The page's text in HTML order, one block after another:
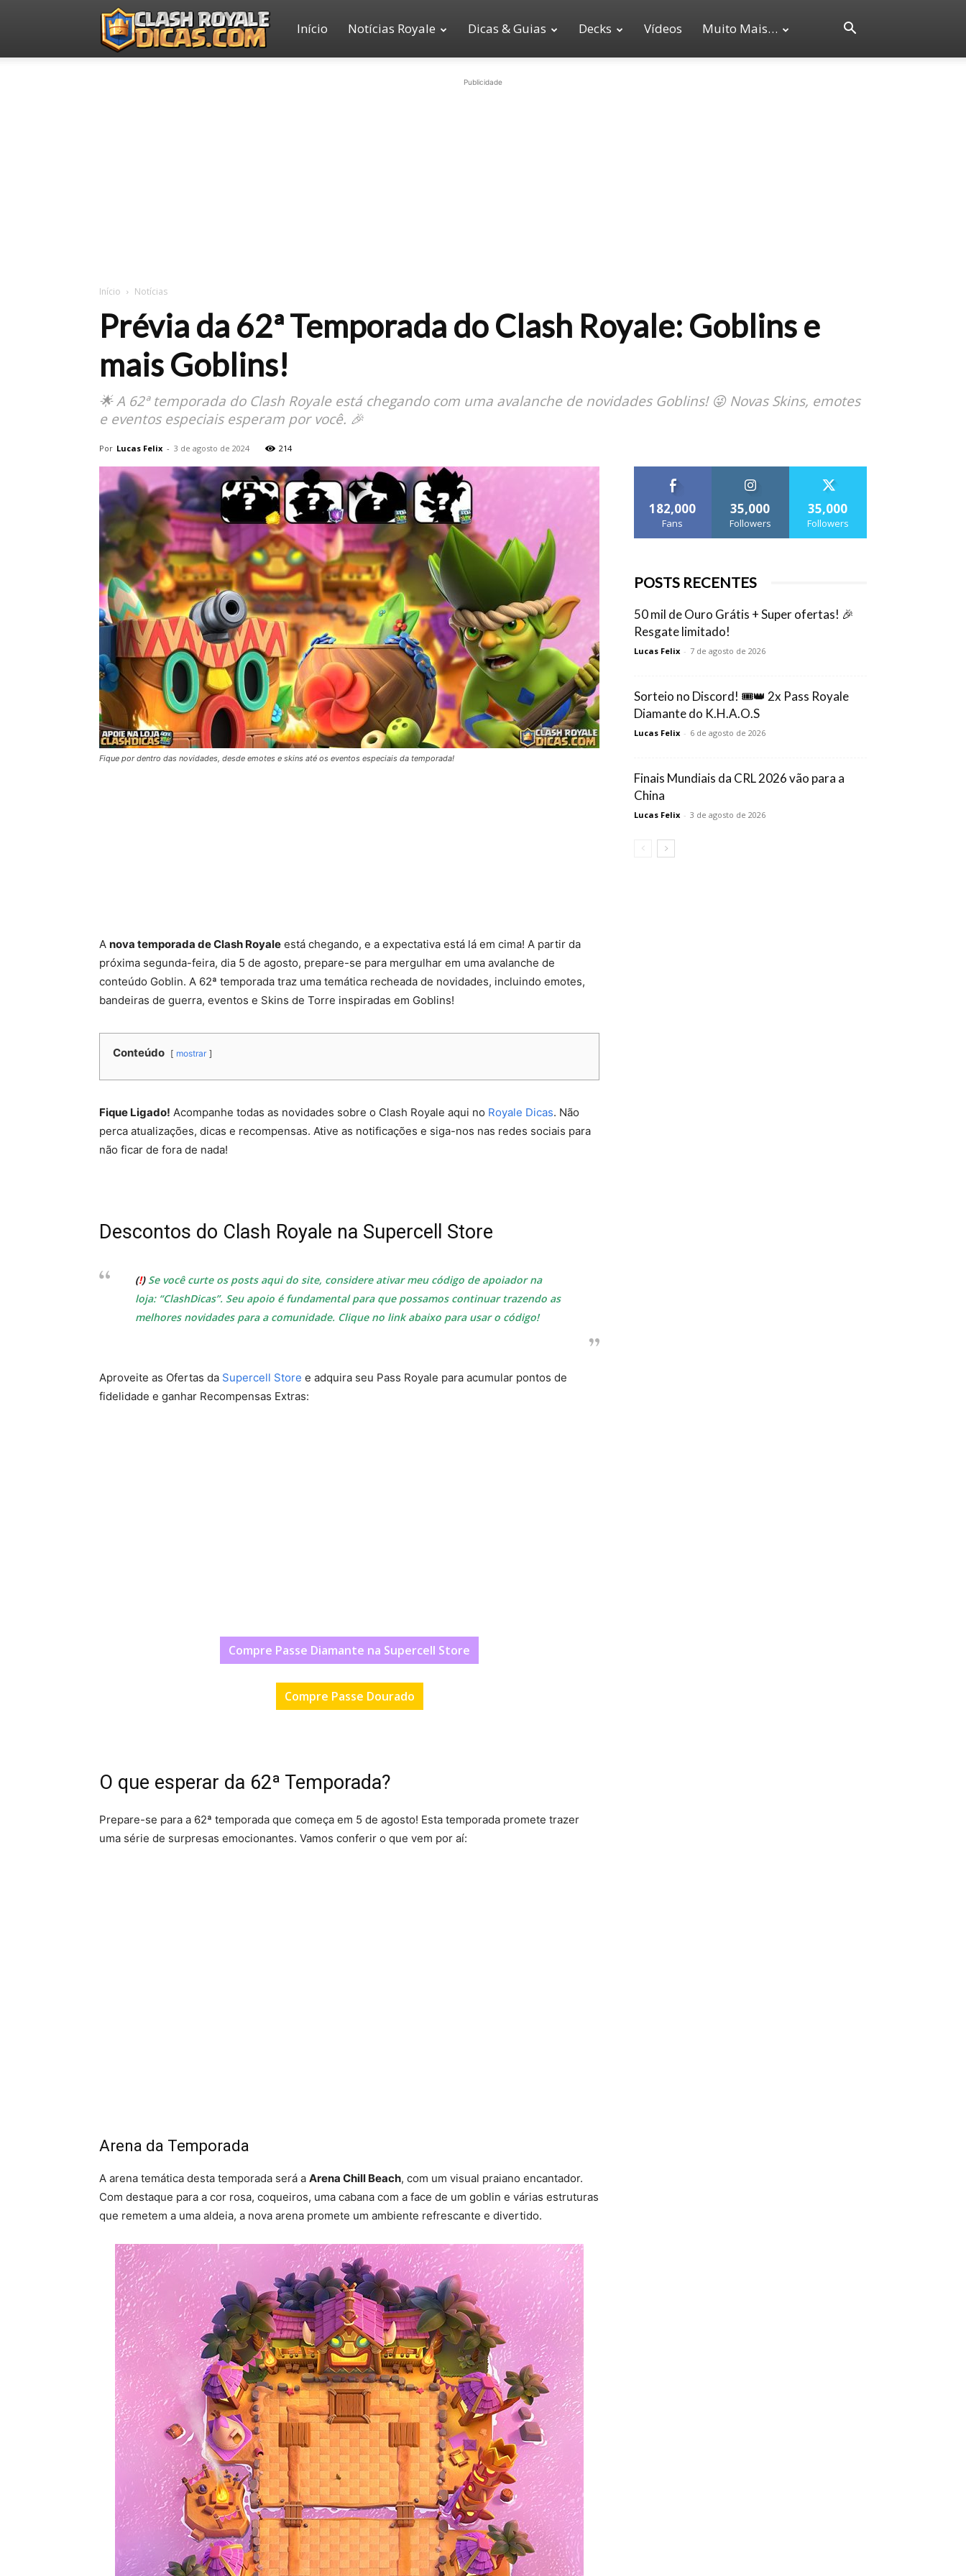
Clash
Início Notícias Royale Dicas & Guias Decks Vídeos Muito Mais…
Publicidade
Início Notícias
Prévia da 62ª Temporada do Clash Royale: Goblins e
mais Goblins!
🌟 A 62ª temporada do Clash Royale está chegando com uma avalanche de novidades Goblins! 😜 Novas Skins, emotes
e eventos especiais esperam por você. 🎉
Por Lucas Felix - 3 de agosto de 2024 214
Fique por dentro das novidades, desde emotes e skins até os eventos especiais da temporada!
A nova temporada de Clash Royale está chegando, e a expectativa está lá em cima! A partir da
próxima segunda-feira, dia 5 de agosto, prepare-se para mergulhar em uma avalanche de
conteúdo Goblin. A 62ª temporada traz uma temática recheada de novidades, incluindo emotes,
bandeiras de guerra, eventos e Skins de Torre inspiradas em Goblins!
Conteúdo mostrar
Fique Ligado! Acompanhe todas as novidades sobre o Clash Royale aqui no Royale Dicas. Não
perca atualizações, dicas e recompensas. Ative as notificações e siga-nos nas redes sociais para
não ficar de fora de nada!
Descontos do Clash Royale na Supercell Store
(!) Se você curte os posts aqui do site, considere ativar meu código de apoiador na
loja: “ClashDicas”. Seu apoio é fundamental para que possamos continuar trazendo as
melhores novidades para a comunidade. Clique no link abaixo para usar o código!
Aproveite as Ofertas da Supercell Store e adquira seu Pass Royale para acumular pontos de
fidelidade e ganhar Recompensas Extras:
Compre Passe Diamante na Supercell Store
Compre Passe Dourado
O que esperar da 62ª Temporada?
Prepare-se para a 62ª temporada que começa em 5 de agosto! Esta temporada promete trazer
uma série de surpresas emocionantes. Vamos conferir o que vem por aí:
Arena da Temporada
A arena temática desta temporada será a Arena Chill Beach, com um visual praiano encantador.
Com destaque para a cor rosa, coqueiros, uma cabana com a face de um goblin e várias estruturas
que remetem a uma aldeia, a nova arena promete um ambiente refrescante e divertido.
182,000
Fans
35,000
Followers
35,000
Followers
POSTS RECENTES
50 mil de Ouro Grátis + Super ofertas! 🎉
Resgate limitado!
Lucas Felix - 7 de agosto de 2026
Sorteio no Discord! 🎟️👑 2x Pass Royale
Diamante do K.H.A.O.S
Lucas Felix - 6 de agosto de 2026
Finais Mundiais da CRL 2026 vão para a
China
Lucas Felix - 3 de agosto de 2026